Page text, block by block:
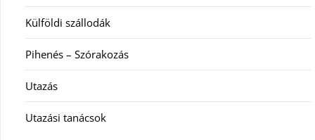
Külföldi szállodák
Pihenés – Szórakozás
Utazás
Utazási tanácsok